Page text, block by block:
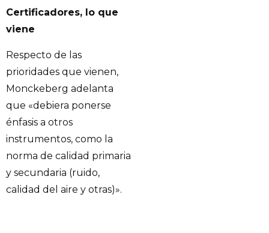
Certificadores, lo que
viene
Respecto de las
prioridades que vienen,
Monckeberg adelanta
que «debiera ponerse
énfasis a otros
instrumentos, como la
norma de calidad primaria
y secundaria (ruido,
calidad del aire y otras)».